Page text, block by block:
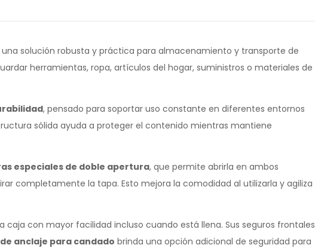
una solución robusta y práctica para almacenamiento y transporte de
herramientas, ropa, artículos del hogar, suministros o materiales de
, pensado para soportar uso constante en diferentes entornos
sólida ayuda a proteger el contenido mientras mantiene
especiales de doble apertura, que permite abrirla en ambos
completamente la tapa. Esto mejora la comodidad al utilizarla y agiliza
caja con mayor facilidad incluso cuando está llena. Sus seguros frontales
anclaje para candado brinda una opción adicional de seguridad para